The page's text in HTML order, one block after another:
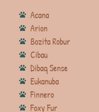
Acana
Arion
Bozita Robur
Cibau
Dibaq Sense
Eukanuba
Finnero
Foxy Fur